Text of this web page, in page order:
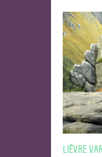
LIÈVRE